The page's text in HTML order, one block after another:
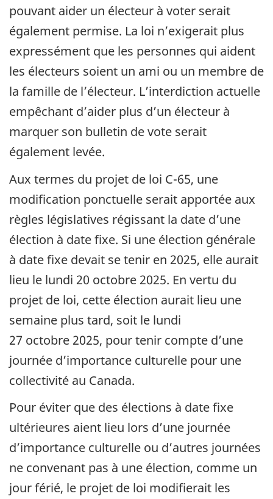
pouvant aider un électeur à voter serait
également permise. La loi n’exigerait plus
expressément que les personnes qui aident
les électeurs soient un ami ou un membre de
la famille de l’électeur. L’interdiction actuelle
empêchant d’aider plus d’un électeur à
marquer son bulletin de vote serait
également levée.
Aux termes du projet de loi C-65, une
modification ponctuelle serait apportée aux
règles législatives régissant la date d’une
élection à date fixe. Si une élection générale
à date fixe devait se tenir en 2025, elle aurait
lieu le lundi 20 octobre 2025. En vertu du
projet de loi, cette élection aurait lieu une
semaine plus tard, soit le lundi
27 octobre 2025, pour tenir compte d’une
journée d’importance culturelle pour une
collectivité au Canada.
Pour éviter que des élections à date fixe
ultérieures aient lieu lors d’une journée
d’importance culturelle ou d’autres journées
ne convenant pas à une élection, comme un
jour férié, le projet de loi modifierait les